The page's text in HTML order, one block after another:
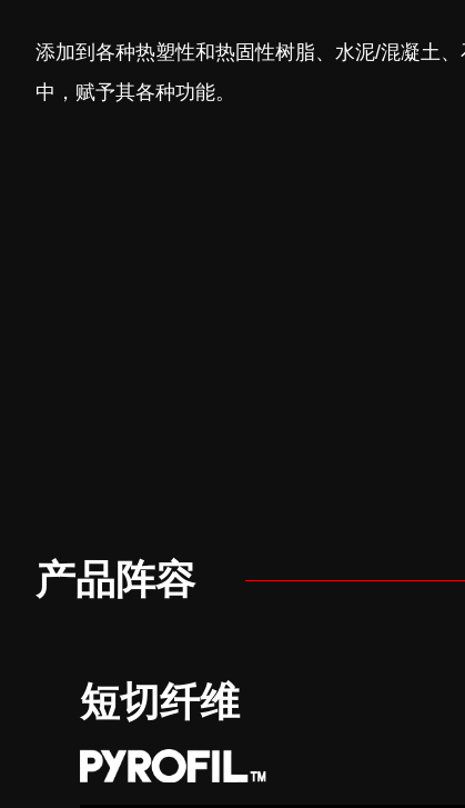
添加到各种热塑性和热固性树脂、水泥/混凝土
中，赋予其各种功能。
产品阵容
短切纤维